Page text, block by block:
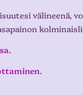
välineenä,
.
.